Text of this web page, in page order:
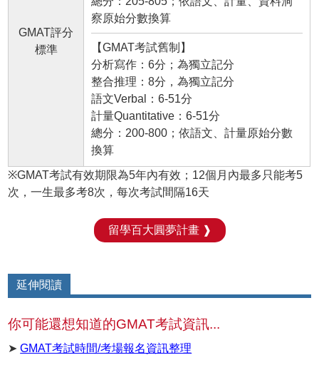
GMAT評分
標準
察原始分數換算
【GMAT考試舊制】
分析寫作：6分；為獨立記分
整合推理：8分，為獨立記分
語文Verbal：6-51分
計量Quantitative：6-51分
總分：200-800；依語文、計量原始分數
換算
※GMAT考試有效期限為5年內有效；12個月內最多只能考5
次，一生最多考8次，每次考試間隔16天
留學百大圓夢計畫 ❱
延伸閱讀
你可能還想知道的GMAT考試資訊...
➤GMAT考試時間/考場報名資訊整理